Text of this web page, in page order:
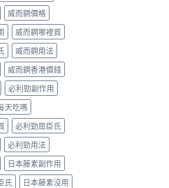
威而鋼價格
威而鋼哪裡買
威而鋼用法
威而鋼香港價錢
必利勁副作用
天吃嗎
必利勁屈臣氏
必利勁用法
日本藤素副作用
氏
日本藤素沒用